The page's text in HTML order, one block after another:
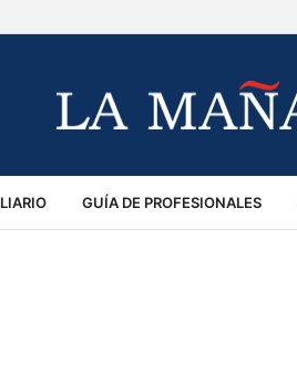
GUÍA DE PROFESIONALES